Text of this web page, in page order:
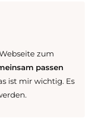
zum
passen
ist mir wichtig. Es